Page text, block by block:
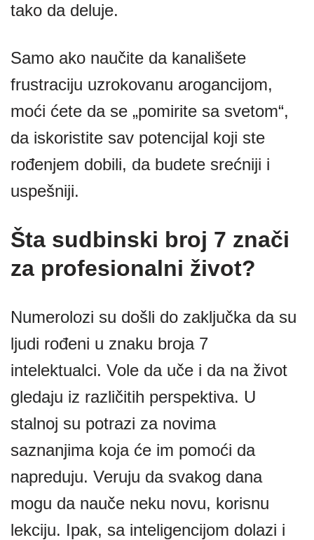
tako da deluje.
Samo ako naučite da kanališete
frustraciju uzrokovanu arogancijom,
moći ćete da se „pomirite sa svetom“,
da iskoristite sav potencijal koji ste
rođenjem dobili, da budete srećniji i
uspešniji.
Šta sudbinski broj 7 znači
za profesionalni život?
Numerolozi su došli do zaključka da su
ljudi rođeni u znaku broja 7
intelektualci. Vole da uče i da na život
gledaju iz različitih perspektiva. U
stalnoj su potrazi za novima
saznanjima koja će im pomoći da
napreduju. Veruju da svakog dana
mogu da nauče neku novu, korisnu
lekciju. Ipak, sa inteligencijom dolazi i